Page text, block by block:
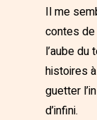
Il me
contes
l’aube
histoires
guetter
d’infini.